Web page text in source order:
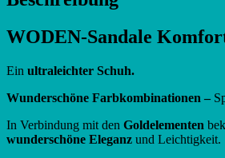
WODEN-Sandale
Ein ultraleichter Schuh.
Wunderschöne Farbkombinationen –
In Verbindung mit den Goldelementen
wunderschöne Eleganz und Leichtigkeit.